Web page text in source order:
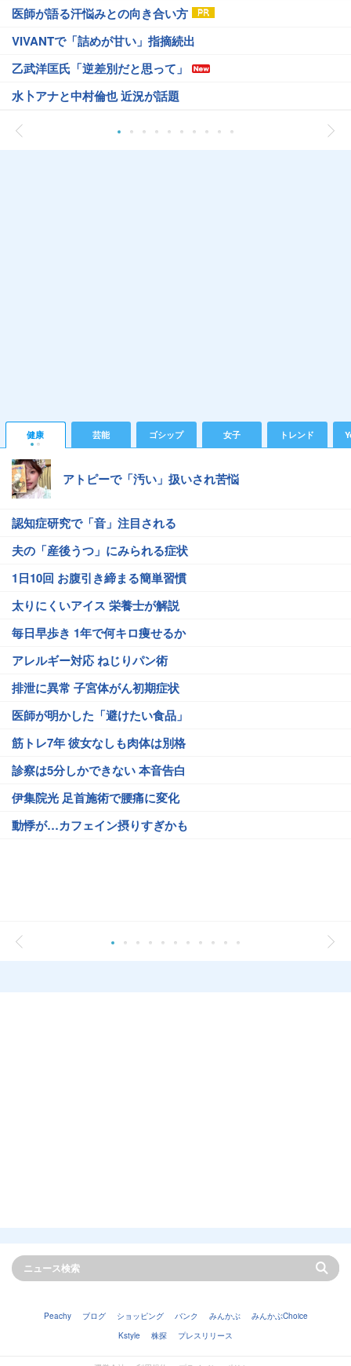
医師が語る汗悩みとの向き合い方
VIVANTで「詰めが甘い」指摘続出
乙武洋匡氏「逆差別だと思って」
水卜アナと中村倫也 近況が話題
健康 芸能 ゴシップ 女子 トレンド
アトピーで「汚い」扱いされ苦悩
認知症研究で「音」注目される
夫の「産後うつ」にみられる症状
1日10回 お腹引き締まる簡単習慣
太りにくいアイス 栄養士が解説
毎日早歩き 1年で何キロ痩せるか
アレルギー対応 ねじりパン術
排泄に異常 子宮体がん初期症状
医師が明かした「避けたい食品」
筋トレ7年 彼女なしも肉体は別格
診察は5分しかできない 本音告白
伊集院光 足首施術で腰痛に変化
動悸が…カフェイン摂りすぎかも
Peachy ブログ ショッピング バンク みんかぶ
みんかぶChoice
Kstyle
株探 プレスリリース